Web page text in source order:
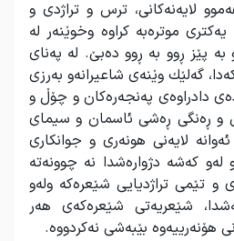
لایەنەكانی، ترس و تراژدی و
موترەبە كراوە وخوێنەر لە
پێز ڕوو بە ڕوو دەبێ. لە پەنای
گەلێك وێنەی شاعیرانەو بەرزی
دادراوەی پەنجەرەكان و چۆڵ و
و ڕەنگی ڕەشی ئاسمان و سیمای
لایەنی هونەری و جوانكاری
كەشە دژوارەشدا نە چوونەتە
و تێمی تراژدیایی شێعرەكە ولەو
شێعریەتی شێعرەكەی هەر
هۆنەرییەوە بێبەشی نەكردووە.